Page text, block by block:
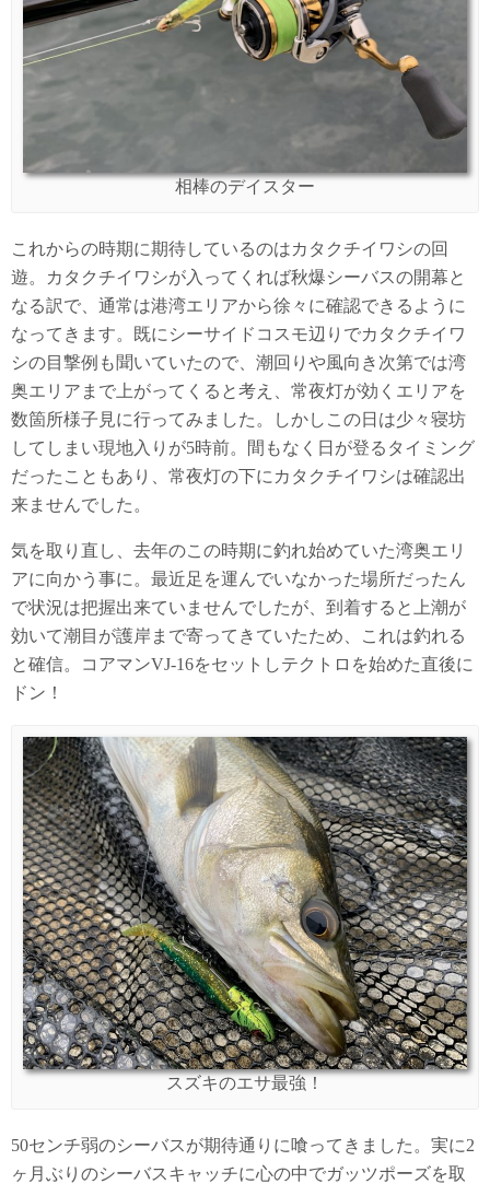
相棒のデイスター
これからの時期に期待しているのはカタクチイワシの回
遊。カタクチイワシが入ってくれば秋爆シーバスの開幕と
なる訳で、通常は港湾エリアから徐々に確認できるように
なってきます。既にシーサイドコスモ辺りでカタクチイワ
シの目撃例も聞いていたので、潮回りや風向き次第では湾
奥エリアまで上がってくると考え、常夜灯が効くエリアを
数箇所様子見に行ってみました。しかしこの日は少々寝坊
してしまい現地入りが5時前。間もなく日が登るタイミング
だったこともあり、常夜灯の下にカタクチイワシは確認出
来ませんでした。
気を取り直し、去年のこの時期に釣れ始めていた湾奥エリ
アに向かう事に。最近足を運んでいなかった場所だったん
で状況は把握出来ていませんでしたが、到着すると上潮が
効いて潮目が護岸まで寄ってきていたため、これは釣れる
と確信。コアマンVJ-16をセットしテクトロを始めた直後に
ドン！
スズキのエサ最強！
50センチ弱のシーバスが期待通りに喰ってきました。実に2
ヶ月ぶりのシーバスキャッチに心の中でガッツポーズを取